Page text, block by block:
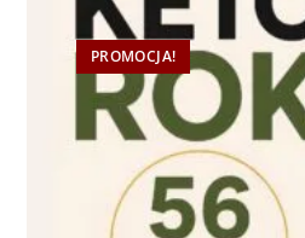
PROMOCJA!